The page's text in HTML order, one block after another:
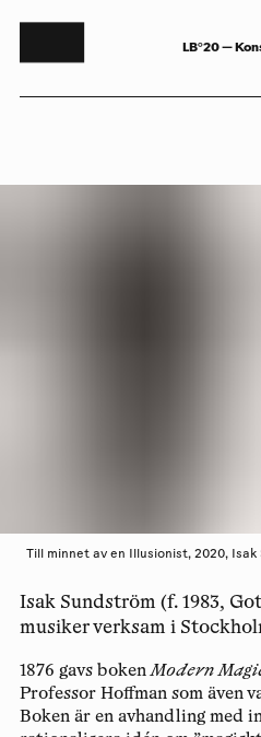
LB°20 —
Till minnet av en Illusionist, 2020,
Isak Sundström (f. 1983,
musiker verksam i
1876 gavs bokenModern
Professor Hoffman som även
Boken är en avhandling med